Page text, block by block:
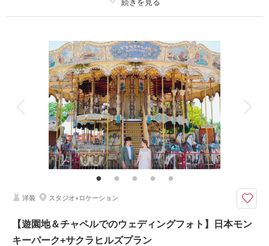
撮影料 新婦衣装1着 新郎衣装1着
着付け ヘアメイク 小物一式
アルバム データ 50 カット 台紙付写真
衣装追加 会食 挙式
家族と撮影 家族用衣装レンタル ペットと撮影
その他含むもの
パーク入場料+駐車料金
遊びながら撮るありのままの二人
「日本モンキーパーク」は愛知県犬山市にある遊園地。自然に囲まれたロケ
ーションで、観覧車やメリーゴーランドなどノスタルジックな雰囲気のお写
ルな表情や動きのある写真撮影が可能。
洋装 スタジオ+ロケーション
【遊園地＆チャペルでのウェディングフォト】日本モン
キーパーク+サクラヒルズプラン